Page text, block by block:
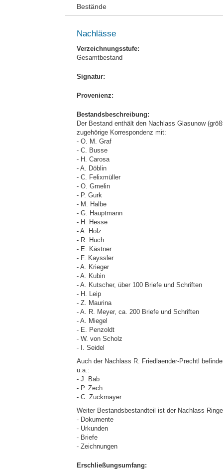
Bestände
Nachlässe
Verzeichnungsstufe:
Gesamtbestand
Signatur:
Provenienz:
Bestandsbeschreibung:
Der Bestand enthält den Nachlass Glasunow
zugehörige Korrespondenz mit:
- O. M. Graf
- C. Busse
- H. Carosa
- A. Döblin
- C. Felixmüller
- O. Gmelin
- P. Gurk
- M. Halbe
- G. Hauptmann
- H. Hesse
- A. Holz
- R. Huch
- E. Kästner
- F. Kayssler
- A. Krieger
- A. Kubin
- A. Kutscher, über 100 Briefe und Schriften
- H. Leip
- Z. Maurina
- A. R. Meyer, ca. 200 Briefe und Schriften
- A. Miegel
- E. Penzoldt
- W. von Scholz
- I. Seidel
Auch der Nachlass R. Friedlaender-Prechtl
u.a.:
- J. Bab
- P. Zech
- C. Zuckmayer
Weiter Bestandsbestandteil ist der Nachlass
- Dokumente
- Urkunden
- Briefe
- Zeichnungen
Erschließungsumfang: